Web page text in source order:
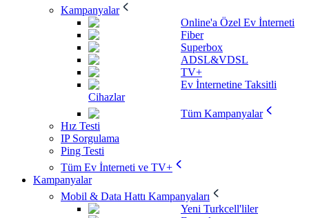
Kampanyalar
Online'a Özel Ev İnterneti
Fiber
Superbox
ADSL&VDSL
TV+
Ev İnternetine Taksitli
Cihazlar
Tüm Kampanyalar
Hız Testi
IP Sorgulama
Ping Testi
Tüm Ev İnterneti ve TV+
Kampanyalar
Mobil & Data Hattı Kampanyaları
Yeni Turkcell'liler